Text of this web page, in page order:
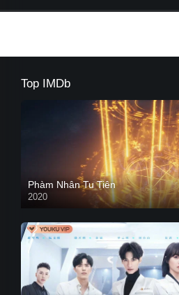
Top IMDb
Phàm Nhân Tu Tiên
2020